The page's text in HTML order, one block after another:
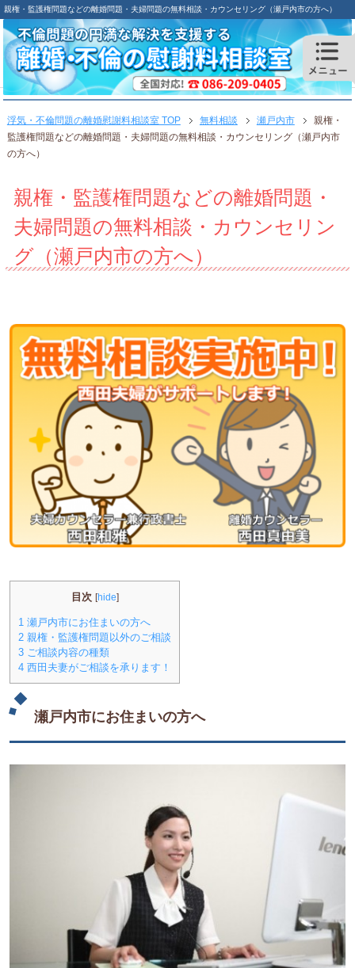
親権・監護権問題などの離婚問題・夫婦問題の無料相談・カウンセリング（瀬戸内市の方へ）
浮気・不倫問題の離婚慰謝料相談室 TOP 無料相談 瀬戸内市
親権・
監護権問題などの離婚問題・夫婦問題の無料相談・カウンセリング（瀬戸内市
の方へ）
親権・監護権問題などの離婚問題・
夫婦問題の無料相談・カウンセリン
グ（瀬戸内市の方へ）
目次 [hide]
1 瀬戸内市にお住まいの方へ
2 親権・監護権問題以外のご相談
3 ご相談内容の種類
4 西田夫妻がご相談を承ります！
瀬戸内市にお住まいの方へ